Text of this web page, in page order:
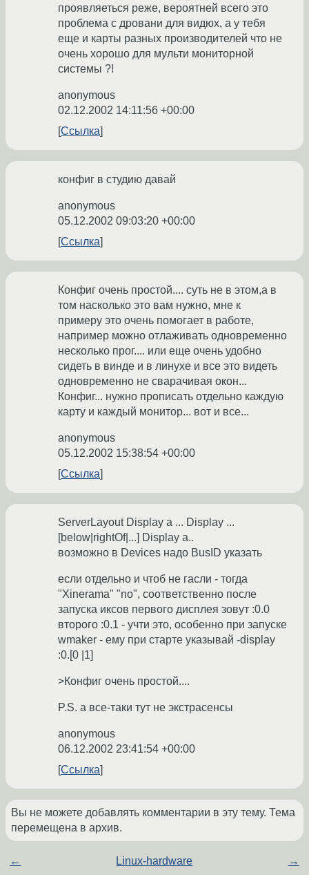
проявляеться реже, вероятней всего это
проблема с дровани для видюх, а у тебя
еще и карты разных производителей что не
очень хорошо для мульти мониторной
системы ?!
anonymous
02.12.2002 14:11:56 +00:00
Ссылка
конфиг в студию давай
anonymous
05.12.2002 09:03:20 +00:00
Ссылка
Конфиг очень простой.... суть не в этом,а в
том насколько это вам нужно, мне к
примеру это очень помогает в работе,
например можно отлаживать одновременно
несколько прог.... или еще очень удобно
сидеть в винде и в линухе и все это видеть
одновременно не сварачивая окон...
Конфиг... нужно прописать отдельно каждую
карту и каждый монитор... вот и все...
anonymous
05.12.2002 15:38:54 +00:00
Ссылка
ServerLayout Display a ... Display ...
[below|rightOf|...] Display a..
возможно в Devices надо BusID указать
если отдельно и чтоб не гасли - тогда
"Xinerama" "no", соответственно после
запуска иксов первого дисплея зовут :0.0
второго :0.1 - учти это, особенно при запуске
wmaker - ему при старте указывай -display
:0.[0 |1]
>Конфиг очень простой....
P.S. а все-таки тут не экстрасенсы
anonymous
06.12.2002 23:41:54 +00:00
Ссылка
Вы не можете добавлять комментарии в эту тему. Тема
перемещена в архив.
← Linux-hardware →